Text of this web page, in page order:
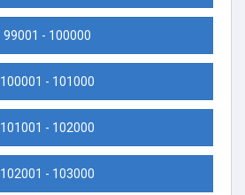
99001 - 100000
100001 - 101000
101001 - 102000
102001 - 103000